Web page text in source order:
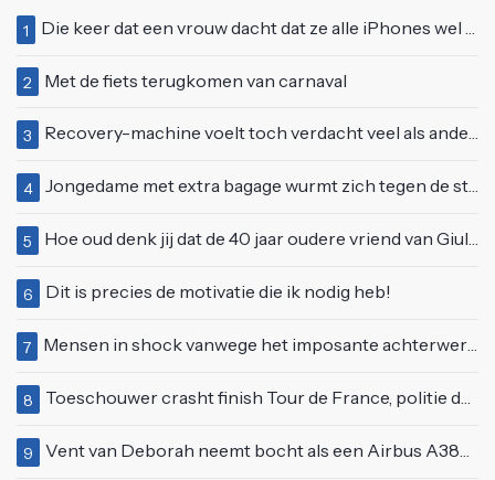
1 Die keer dat een vrouw dacht dat ze alle iPhones wel op kon kopen
2 Met de fiets terugkomen van carnaval
3 Recovery-machine voelt toch verdacht veel als ander soort work-out
4 Jongedame met extra bagage wurmt zich tegen de stroom van de roltrap
5 Hoe oud denk jij dat de 40 jaar oudere vriend van Giulia is geworden?
6 Dit is precies de motivatie die ik nodig heb!
7 Mensen in shock vanwege het imposante achterwerk van Nelly Furtado
8 Toeschouwer crasht finish Tour de France, politie deelt bodycheck uit
9 Vent van Deborah neemt bocht als een Airbus A380 en klapt vol op tegenligger